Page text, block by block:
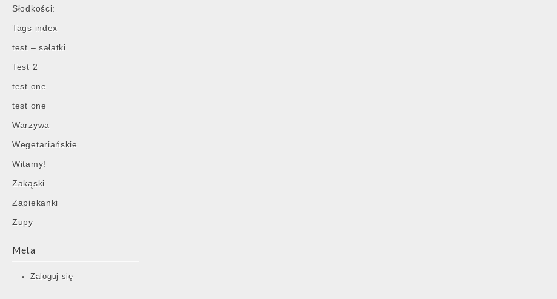
Słodkości:
Tags index
test – sałatki
Test 2
test one
test one
Warzywa
Wegetariańskie
Witamy!
Zakąski
Zapiekanki
Zupy
Meta
Zaloguj się